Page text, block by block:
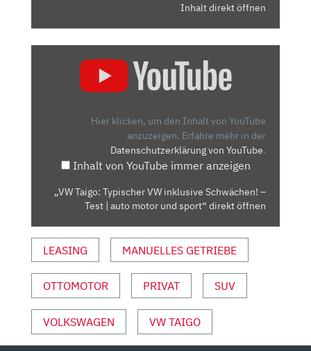
Inhalt direkt öffnen
TYPISCHER
UND
SPORT“
YOUTUBE
ANZEIGEN
Hier klicken, um den Inhalt von YouTube
anzuzeigen. Erfahre mehr in der
Datenschutzerklärung von YouTube.
Inhalt von YouTube immer anzeigen
„VW Taigo: Typischer VW inklusive Schwächen! –
Test | auto motor und sport“ direkt öffnen
LEASING MANUELLES GETRIEBE
OTTOMOTOR PRIVAT SUV
VOLKSWAGEN VW TAIGO